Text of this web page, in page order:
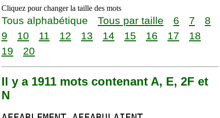
Cliquez pour changer la taille des mots
Tous alphabétique Tous par taille 6 7
8
9
10 11 12 13 14 15 16 17
18
19
20
Il y a 1911 mots contenant A, E, 2F et
N